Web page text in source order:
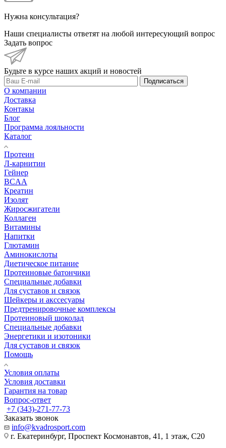
Нужна консультация?
Наши специалисты ответят на любой интересующий вопрос
Задать вопрос
Будьте в курсе наших акций и новостей
Подписаться
О компании
Доставка
Контакы
Блог
Программа лояльности
Каталог
Протеин
Л-карнитин
Гейнер
BCAA
Креатин
Изолят
Жиросжигатели
Коллаген
Витамины
Напитки
Глютамин
Аминокислоты
Диетическое питание
Протеиновые батончики
Специальные добавки
Для суставов и связок
Шейкеры и акссесуары
Предтренировочные комплексы
Протеиновый шоколад
Специальные добавки
Энергетики и изотоники
Для суставов и связок
Помощь
Условия оплаты
Условия доставки
Гарантия на товар
Вопрос-ответ
+7 (343)-271-77-73
Заказать звонок
info@kvadrosport.com
г. Екатеринбург, Проспект Космонавтов, 41, 1 этаж, С20